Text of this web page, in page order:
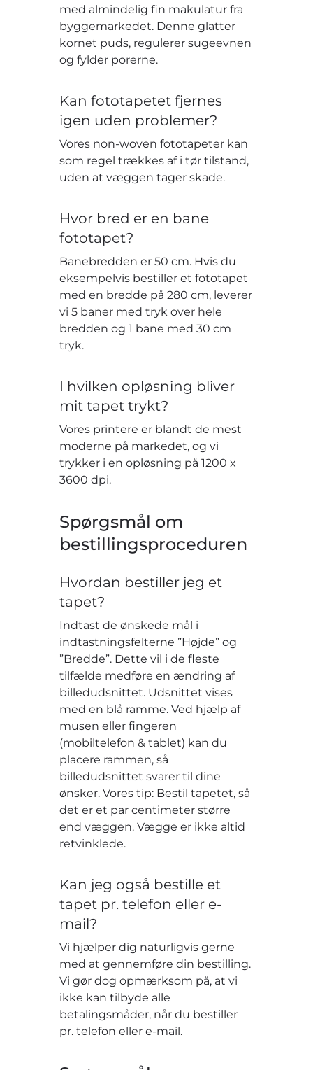
med almindelig fin makulatur fra
byggemarkedet. Denne glatter
kornet puds, regulerer sugeevnen
og fylder porerne.
Kan fototapetet fjernes
igen uden problemer?
Vores non-woven fototapeter kan
som regel trækkes af i tør tilstand,
uden at væggen tager skade.
Hvor bred er en bane
fototapet?
Banebredden er 50 cm. Hvis du
eksempelvis bestiller et fototapet
med en bredde på 280 cm, leverer
vi 5 baner med tryk over hele
bredden og 1 bane med 30 cm
tryk.
I hvilken opløsning bliver
mit tapet trykt?
Vores printere er blandt de mest
moderne på markedet, og vi
trykker i en opløsning på 1200 x
3600 dpi.
Spørgsmål om
bestillingsproceduren
Hvordan bestiller jeg et
tapet?
Indtast de ønskede mål i
indtastningsfelterne ”Højde” og
”Bredde”. Dette vil i de fleste
tilfælde medføre en ændring af
billedudsnittet. Udsnittet vises
med en blå ramme. Ved hjælp af
musen eller fingeren
(mobiltelefon & tablet) kan du
placere rammen, så
billedudsnittet svarer til dine
ønsker. Vores tip: Bestil tapetet, så
det er et par centimeter større
end væggen. Vægge er ikke altid
retvinklede.
Kan jeg også bestille et
tapet pr. telefon eller e-
mail?
Vi hjælper dig naturligvis gerne
med at gennemføre din bestilling.
Vi gør dog opmærksom på, at vi
ikke kan tilbyde alle
betalingsmåder, når du bestiller
pr. telefon eller e-mail.